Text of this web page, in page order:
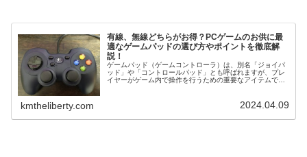
有線、無線どちらがお得？PCゲームのお供に最
適なゲームパッドの選び方やポイントを徹底解
説！
ゲームパッド（ゲームコントローラ）は、別名「ジョイパ
ッド」や「コントロールパッド」とも呼ばれますが、プレ
イヤーがゲーム内で操作を行うための重要なアイテムで
kmtheliberty.com 2024.04.09